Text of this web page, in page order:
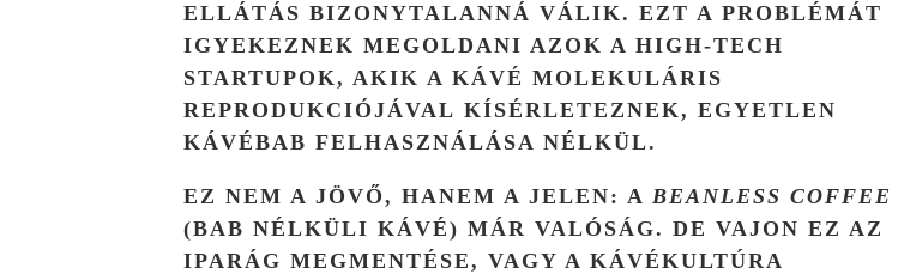
ELLÁTÁS BIZONYTALANNÁ VÁLIK. EZT A PROBLÉMÁT
IGYEKEZNEK MEGOLDANI AZOK A HIGH-TECH
STARTUPOK, AKIK A KÁVÉ MOLEKULÁRIS
REPRODUKCIÓJÁVAL KÍSÉRLETEZNEK, EGYETLEN
KÁVÉBAB FELHASZNÁLÁSA NÉLKÜL.
EZ NEM A JÖVŐ, HANEM A JELEN: A BEANLESS COFFEE
(BAB NÉLKÜLI KÁVÉ) MÁR VALÓSÁG. DE VAJON EZ AZ
IPARÁG MEGMENTÉSE, VAGY A KÁVÉKULTÚRA